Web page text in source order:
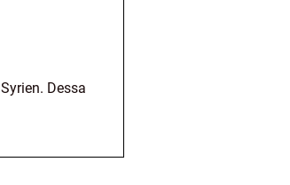
Dessa